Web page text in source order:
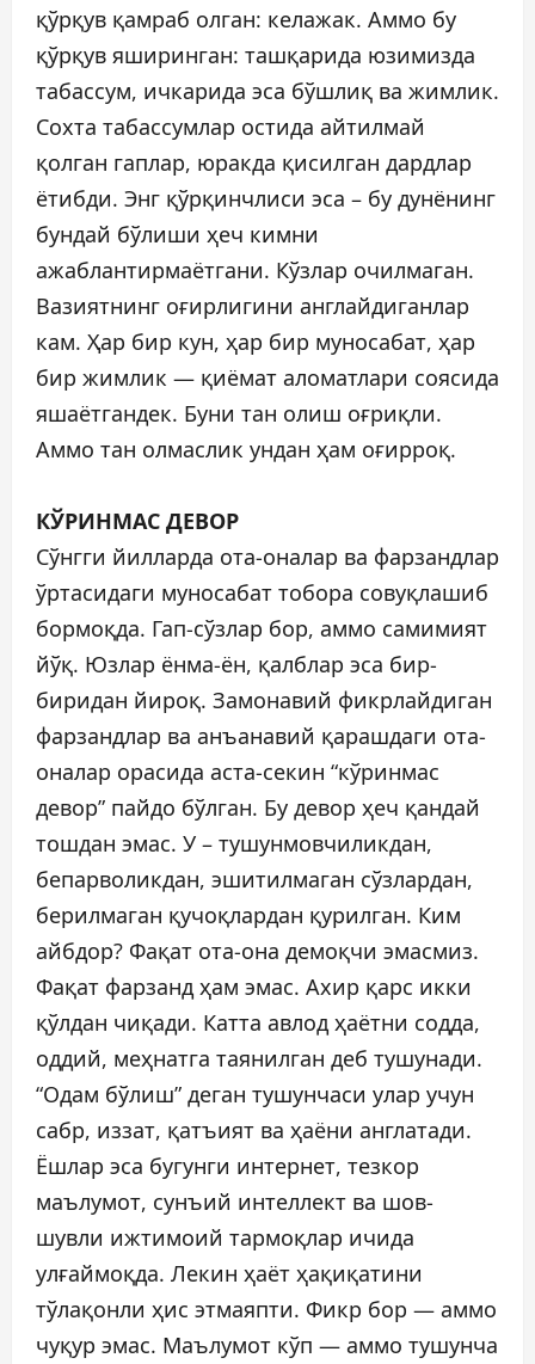
қўрқув қамраб олган: келажак. Аммо бу
қўрқув яширинган: ташқарида юзимизда
табассум, ичкарида эса бўшлиқ ва жимлик.
Сохта табассумлар остида айтилмай
қолган гаплар, юракда қисилган дардлар
ётибди. Энг қўрқинчлиси эса – бу дунёнинг
бундай бўлиши ҳеч кимни
ажаблантирмаётгани. Кўзлар очилмаган.
Вазиятнинг оғирлигини англайдиганлар
кам. Ҳар бир кун, ҳар бир муносабат, ҳар
бир жимлик — қиёмат аломатлари соясида
яшаётгандек. Буни тан олиш оғриқли.
Аммо тан олмаслик ундан ҳам оғирроқ.
КЎРИНМАС ДЕВОР
Сўнгги йилларда ота-оналар ва фарзандлар
ўртасидаги муносабат тобора совуқлашиб
бормоқда. Гап-сўзлар бор, аммо самимият
йўқ. Юзлар ёнма-ён, қалблар эса бир-
биридан йироқ. Замонавий фикрлайдиган
фарзандлар ва анъанавий қарашдаги ота-
оналар орасида аста-секин “кўринмас
девор” пайдо бўлган. Бу девор ҳеч қандай
тошдан эмас. У – тушунмовчиликдан,
бепарволикдан, эшитилмаган сўзлардан,
берилмаган қучоқлардан қурилган. Ким
айбдор? Фақат ота-она демоқчи эмасмиз.
Фақат фарзанд ҳам эмас. Ахир қарс икки
қўлдан чиқади. Катта авлод ҳаётни содда,
оддий, меҳнатга таянилган деб тушунади.
“Одам бўлиш” деган тушунчаси улар учун
сабр, иззат, қатъият ва ҳаёни англатади.
Ёшлар эса бугунги интернет, тезкор
маълумот, сунъий интеллект ва шов-
шувли ижтимоий тармоқлар ичида
улғаймоқда. Лекин ҳаёт ҳақиқатини
тўлақонли ҳис этмаяпти. Фикр бор — аммо
чуқур эмас. Маълумот кўп — аммо тушунча